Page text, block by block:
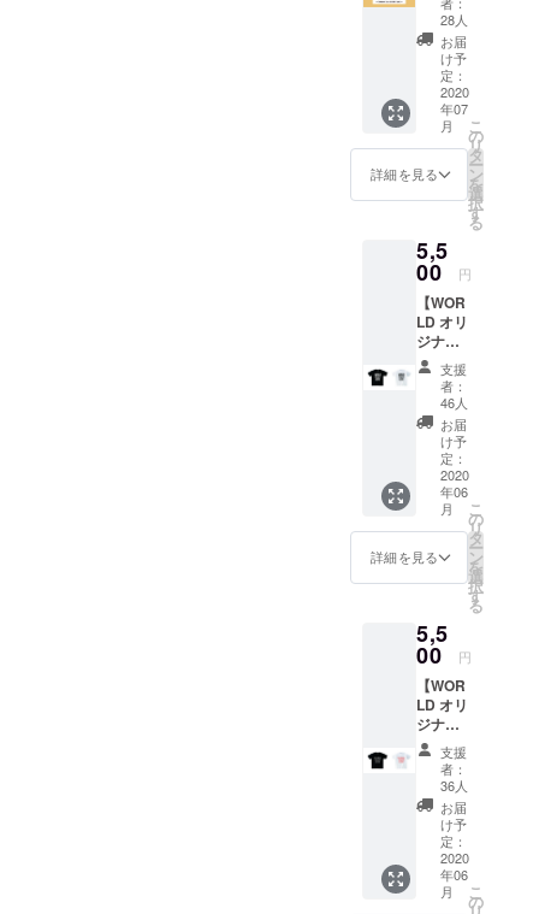
にご希
望のサ
イズを
お選び
くださ
い。
※2020
年6月15
日より
随時発
て頂き
ます。
す。 ※
営業再
開次第
履行い
たしま
はお受
け取り
から1年
※2020
年6月15
日より
随時発
送を開
始させ
後、店
内にて
ご支援
頂いた
貴方様
のお名
前又は
ニック
ネーム
を一覧
にした
サーバ
ナーを
１年間
掲示致
しま
す。 ●
お礼状
● 壁面
ポス
ターへ
のお名
前掲載
※ 掲載
可能な
方はお
名前(又
はニッ
ご記入
くださ
い。
28人
お届
け予
定：
2020
年07
月
詳細を見る
こ
の
リ
タ
ー
ン
を
選
択
す
る
5,5
00 円
【WOR
LD オリ
ジナルT
シャ
ツ】
TYPE A
オープ
ン当初
からの
スロー
ガン、
モッ
トーと
して掲
げてき
た“WO
PEACE
LOVE”
をプリ
ントし
た限定T
シャツ
まさに
今な言
葉なの
で、夏
にガン
ガン着
てもら
いたい
一枚で
支援
者：
46人
お届
け予
定：
2020
年06
月
詳細を見る
こ
の
リ
タ
ー
ン
を
選
択
す
る
5,5
00 円
【WOR
LD オリ
ジナルT
シャ
ツ】
TYPE B
オープ
ン当初
からの
スロー
ガン、
モッ
支援
者：
36人
お届
け予
定：
2020
年06
月
こ
の